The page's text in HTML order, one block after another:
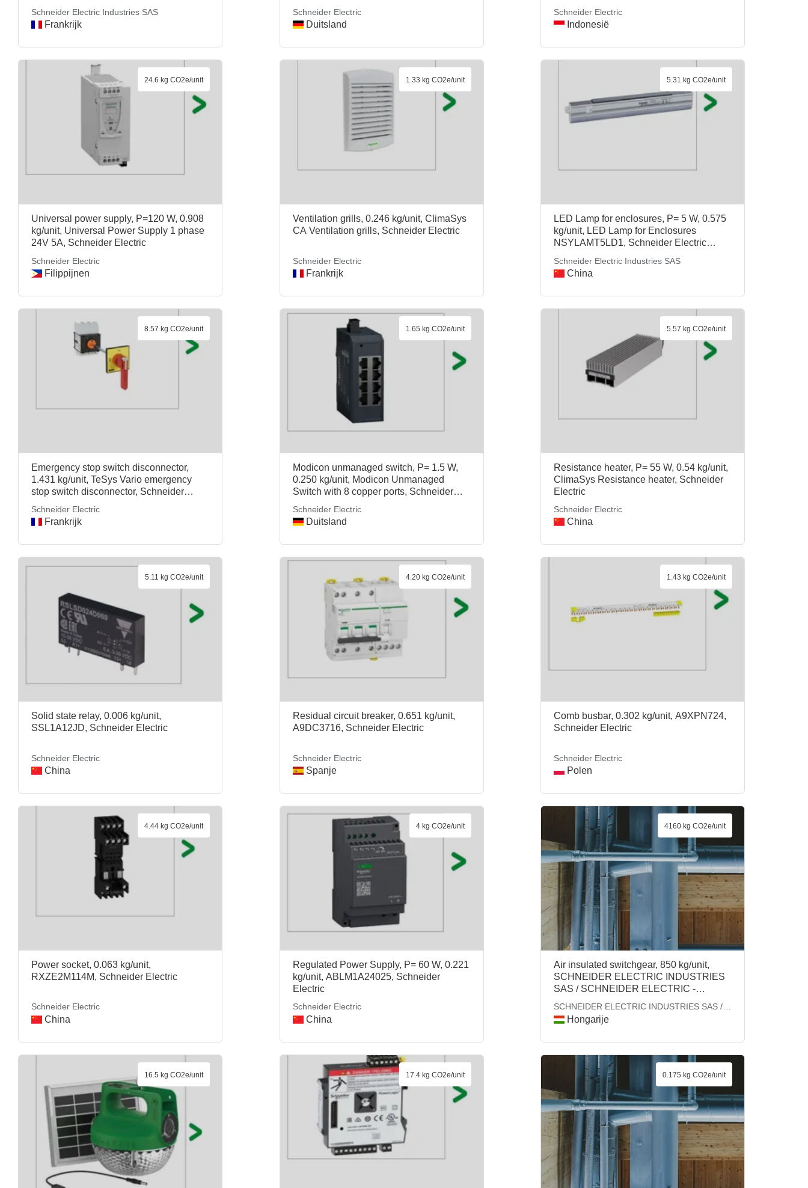
Schneider Electric Industries SAS
Frankrijk
Schneider Electric
Duitsland
Schneider Electric
Indonesië
Universal power supply, P=120 W, 0.908
kg/unit, Universal Power Supply 1 phase
24V 5A, Schneider Electric
Schneider Electric
Filippijnen
24.6 kg CO2e/unit
Ventilation grills, 0.246 kg/unit, ClimaSys
CA Ventilation grills, Schneider Electric
Schneider Electric
Frankrijk
1.33 kg CO2e/unit
LED Lamp for enclosures, P= 5 W, 0.575
kg/unit, LED Lamp for Enclosures
NSYLAMT5LD1, Schneider Electric
Schneider Electric Industries SAS
China
5.31 kg CO2e/unit
Emergency stop switch disconnector,
1.431 kg/unit, TeSys Vario emergency
stop switch disconnector, Schneider
Schneider Electric
Frankrijk
8.57 kg CO2e/unit
Modicon unmanaged switch, P= 1.5 W,
0.250 kg/unit, Modicon Unmanaged
Switch with 8 copper ports, Schneider
Schneider Electric
Duitsland
1.65 kg CO2e/unit
Resistance heater, P= 55 W, 0.54 kg/unit,
ClimaSys Resistance heater, Schneider
Electric
Schneider Electric
China
5.57 kg CO2e/unit
Solid state relay, 0.006 kg/unit,
SSL1A12JD, Schneider Electric
Schneider Electric
China
5.11 kg CO2e/unit
Residual circuit breaker, 0.651 kg/unit,
A9DC3716, Schneider Electric
Schneider Electric
Spanje
4.20 kg CO2e/unit
Comb busbar, 0.302 kg/unit, A9XPN724,
Schneider Electric
Schneider Electric
Polen
1.43 kg CO2e/unit
Power socket, 0.063 kg/unit,
RXZE2M114M, Schneider Electric
Schneider Electric
China
4.44 kg CO2e/unit
Regulated Power Supply, P= 60 W, 0.221
kg/unit, ABLM1A24025, Schneider
Electric
Schneider Electric
China
4 kg CO2e/unit
Air insulated switchgear, 850 kg/unit,
SCHNEIDER ELECTRIC INDUSTRIES
SAS / SCHNEIDER ELECTRIC -
SCHNEIDER ELECTRIC INDUSTRIES SAS /
SCHNEIDER ELECTRIC - ENERGY
Hongarije
4160 kg CO2e/unit
16.5 kg CO2e/unit 17.4 kg CO2e/unit 0.175 kg CO2e/unit